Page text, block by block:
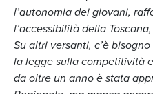
l’autonomia dei giovani,
l’accessibilità della
Su altri versanti, c’è
la legge sulla competitività
da oltre un anno è stata